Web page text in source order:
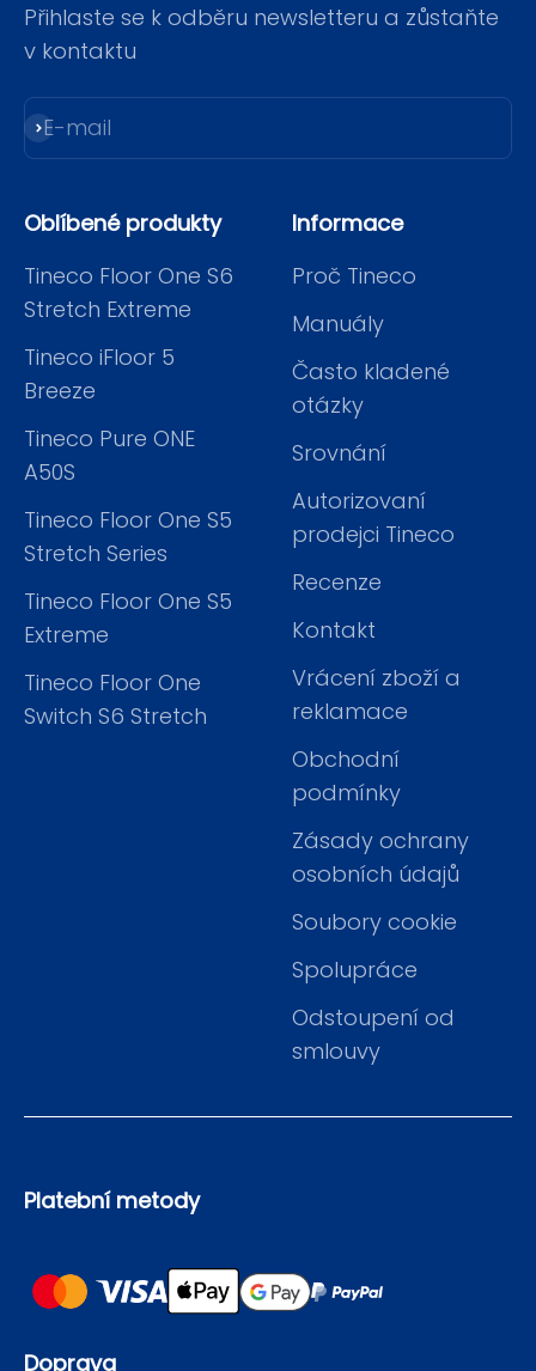
Přihlaste se k odběru newsletteru a zůstaňte
v kontaktu
E-mail
Přihlásit se k odběru
Oblíbené produkty
Tineco Floor One S6
Stretch Extreme
Tineco iFloor 5
Breeze
Tineco Pure ONE
A50S
Tineco Floor One S5
Stretch Series
Tineco Floor One S5
Extreme
Tineco Floor One
Switch S6 Stretch
Informace
Proč Tineco
Manuály
Často kladené
otázky
Srovnání
Autorizovaní
prodejci Tineco
Recenze
Kontakt
Vrácení zboží a
reklamace
Obchodní
podmínky
Zásady ochrany
osobních údajů
Soubory cookie
Spolupráce
Odstoupení od
smlouvy
Platební metody
Doprava